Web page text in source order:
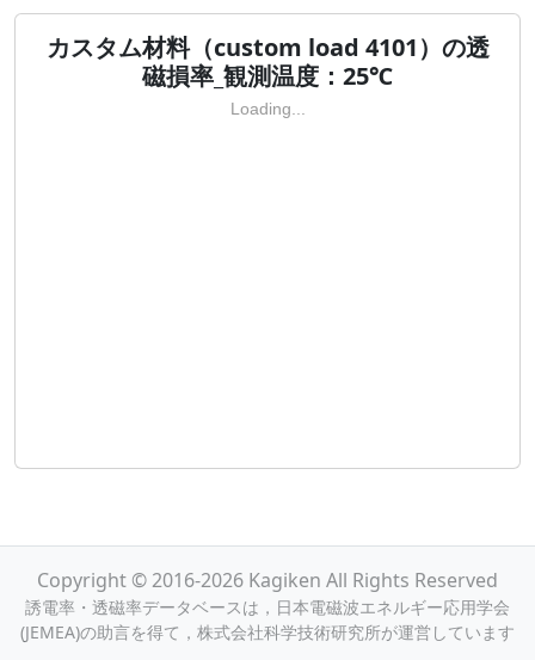
カスタム材料（custom load 4101）の透
磁損率_観測温度：25℃
Loading...
Copyright © 2016-2026 Kagiken All Rights Reserved
誘電率・透磁率データベースは，日本電磁波エネルギー応用学会
(JEMEA)の助言を得て，株式会社科学技術研究所が運営しています